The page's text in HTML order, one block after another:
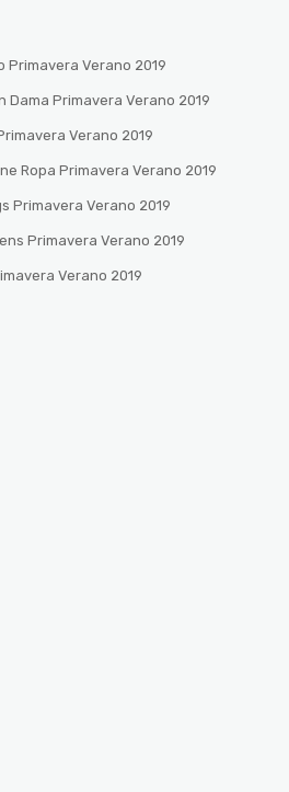
Primavera Verano 2019
Dama Primavera Verano 2019
Verano 2019
Ropa Primavera Verano 2019
Primavera Verano 2019
Primavera Verano 2019
Verano 2019